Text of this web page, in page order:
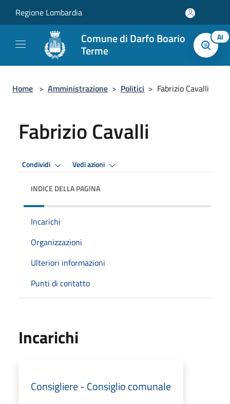
Regione Lombardia
Comune di Darfo Boario
Terme
AI
Home > Amministrazione > Politici > Fabrizio Cavalli
Fabrizio Cavalli
Condividi Vedi azioni
INDICE DELLA PAGINA
Incarichi
Organizzazioni
Ulteriori informazioni
Punti di contatto
Incarichi
Consigliere - Consiglio comunale